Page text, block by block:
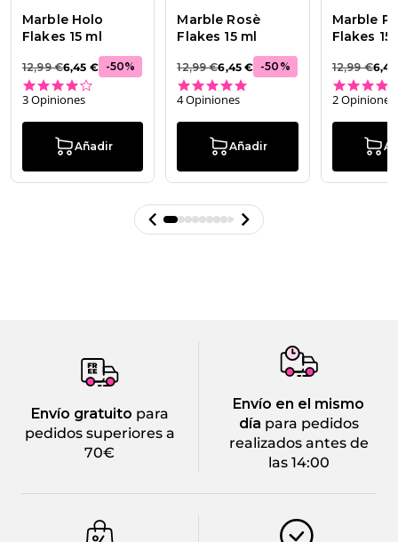
Marble Holo
Flakes 15 ml
12,99 €6,45 € -50%
3 Opiniones
Añadir
Marble Rosè
Flakes 15 ml
12,99 €6,45 € -50 %
4 Opiniones
Añadir
Marble
Flakes 15
12,99 €
2 Opiniones
Envío gratuito para
pedidos superiores a
70€
Envío en el mismo
día para pedidos
realizados antes de
las 14:00